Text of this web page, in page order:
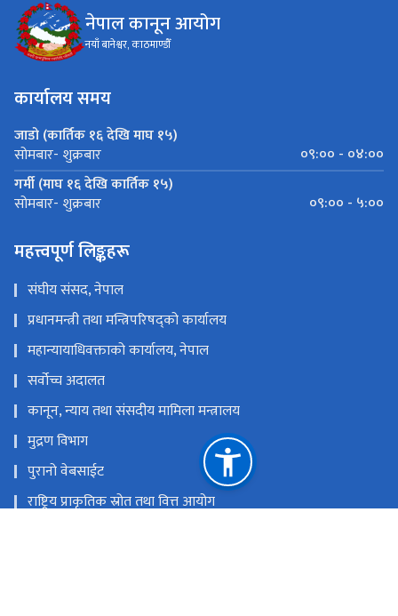
नेपाल कानून आयोग
नयाँ बानेश्वर, काठमाण्डौँ
कार्यालय समय
जाडो (कार्तिक १६ देखि माघ १५)
सोमबार- शुक्रबार
०९:०० - ०४:००
गर्मी (माघ १६ देखि कार्तिक १५)
सोमबार- शुक्रबार ०९:०० - ५:००
महत्त्वपूर्ण लिङ्कहरू
संघीय संसद, नेपाल
प्रधानमन्त्री तथा मन्त्रिपरिषद्को कार्यालय
महान्यायाधिवक्ताको कार्यालय, नेपाल
सर्वोच्च अदालत
कानून, न्याय तथा संसदीय मामिला मन्त्रालय
मुद्रण विभाग
पुरानो वेबसाईट
राष्ट्रिय प्राकृतिक स्रोत तथा वित्त आयोग